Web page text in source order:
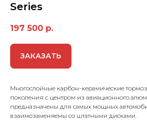
Series
197 500 р.
ЗАКАЗАТЬ
Многослойные карбон-керамические
поколения с центром из авиационного
предназначены для самых мощных
взаимозаменяемы со штатными дисками.